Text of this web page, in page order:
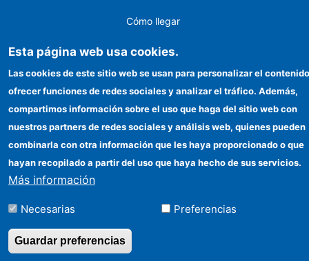
Cómo llegar
©Copyright 2026 Todos los derechos reservados
Esta página web usa cookies.
Las cookies de este sitio web se usan para personalizar el
ofrecer funciones de redes sociales y analizar el tráfico. Además,
compartimos información sobre el uso que haga del sitio web con
nuestros partners de redes sociales y análisis web, quienes pueden
combinarla con otra información que les haya proporcionado o que
hayan recopilado a partir del uso que haya hecho de sus servicios.
Más información
Necesarias Preferencias
Guardar preferencias